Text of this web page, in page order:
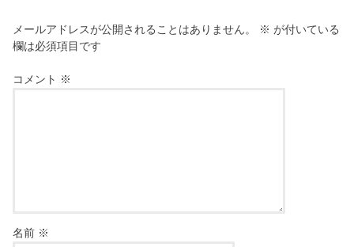
メールアドレスが公開されることはありません。 ※ が付いている
欄は必須項目です
コメント ※
名前 ※